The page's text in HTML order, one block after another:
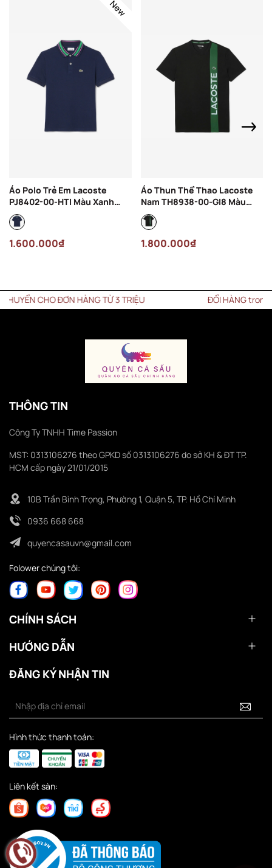
New
Áo Polo Trẻ Em Lacoste
PJ8402-00-HTI Màu Xanh
Navy
1.600.000₫
Áo Thun Thể Thao Lacoste
Nam TH8938-00-GI8 Màu
Đen
1.800.000₫
CHO ĐƠN HÀNG TỪ 3 TRIỆU ĐỔI HÀNG trong vòng
THÔNG TIN
Công Ty TNHH Time Passion
MST: 0313106276 theo GPKD số 0313106276 do sở KH & ĐT TP.
HCM cấp ngày 21/01/2015
10B Trần Bình Trọng, Phường 1, Quận 5, TP. Hồ Chí Minh
0936 668 668
quyencasauvn@gmail.com
Folower chúng tôi:
CHÍNH SÁCH
HƯỚNG DẪN
ĐĂNG KÝ NHẬN TIN
Hình thức thanh toán:
Liên kết sàn: